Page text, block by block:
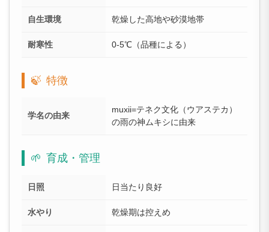
自生環境 乾燥した高地や砂漠地帯
耐寒性 0-5℃（品種による）
🍃 特徴
学名の由来
muxii=テネク文化（ウアステカ）
の雨の神ムキシに由来
🌱 育成・管理
日照 日当たり良好
水やり 乾燥期は控えめ